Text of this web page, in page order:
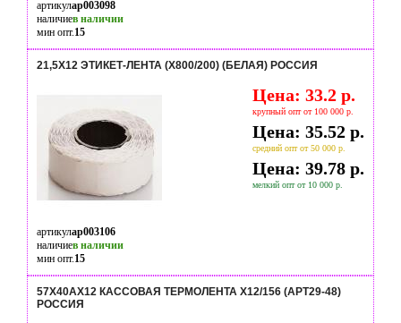
артикулap003098
наличиев наличии
мин опт.15
21,5Х12 ЭТИКЕТ-ЛЕНТА (Х800/200) (БЕЛАЯ) РОССИЯ
Цена: 33.2 р.
крупный опт от 100 000 р.
Цена: 35.52 р.
средний опт от 50 000 р.
Цена: 39.78 р.
мелкий опт от 10 000 р.
артикулap003106
наличиев наличии
мин опт.15
57Х40АХ12 КАССОВАЯ ТЕРМОЛЕНТА Х12/156 (АРТ29-48)
РОССИЯ